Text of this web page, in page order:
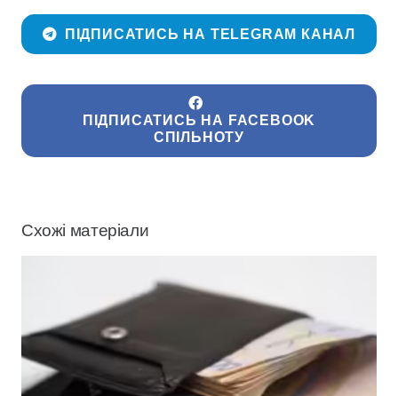
ПІДПИСАТИСЬ НА TELEGRAM КАНАЛ
ПІДПИСАТИСЬ НА FACEBOOK
СПІЛЬНОТУ
Схожі матеріали